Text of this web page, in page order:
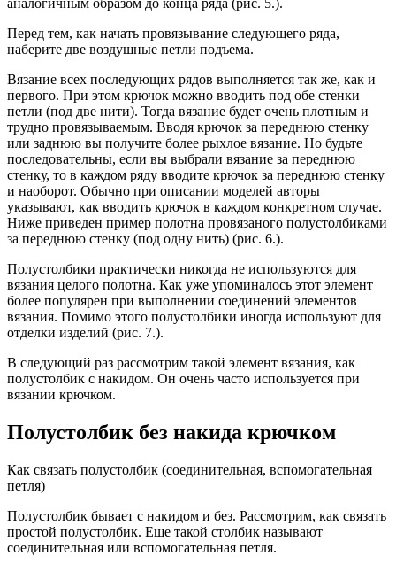
аналогичным образом до конца ряда (рис. 5.).
Перед тем, как начать провязывание следующего ряда,
наберите две воздушные петли подъема.
Вязание всех последующих рядов выполняется так же, как и
первого. При этом крючок можно вводить под обе стенки
петли (под две нити). Тогда вязание будет очень плотным и
трудно провязываемым. Вводя крючок за переднюю стенку
или заднюю вы получите более рыхлое вязание. Но будьте
последовательны, если вы выбрали вязание за переднюю
стенку, то в каждом ряду вводите крючок за переднюю стенку
и наоборот. Обычно при описании моделей авторы
указывают, как вводить крючок в каждом конкретном случае.
Ниже приведен пример полотна провязаного полустолбиками
за переднюю стенку (под одну нить) (рис. 6.).
Полустолбики практически никогда не используются для
вязания целого полотна. Как уже упоминалось этот элемент
более популярен при выполнении соединений элементов
вязания. Помимо этого полустолбики иногда используют для
отделки изделий (рис. 7.).
В следующий раз рассмотрим такой элемент вязания, как
полустолбик с накидом. Он очень часто используется при
вязании крючком.
Полустолбик без накида крючком
Как связать полустолбик (соединительная, вспомогательная
петля)
Полустолбик бывает с накидом и без. Рассмотрим, как связать
простой полустолбик. Еще такой столбик называют
соединительная или вспомогательная петля.